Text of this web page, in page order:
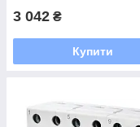
3 042 ₴
Купити